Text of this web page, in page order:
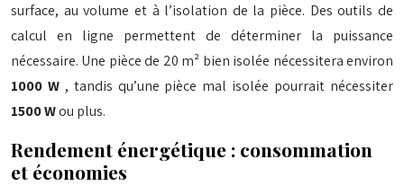
surface, au volume et à l’isolation de la pièce. Des outils de
calcul en ligne permettent de déterminer la puissance
nécessaire. Une pièce de 20 m² bien isolée nécessitera environ
1000 W , tandis qu’une pièce mal isolée pourrait nécessiter
1500 Wou plus.
Rendement énergétique : consommation
et économies